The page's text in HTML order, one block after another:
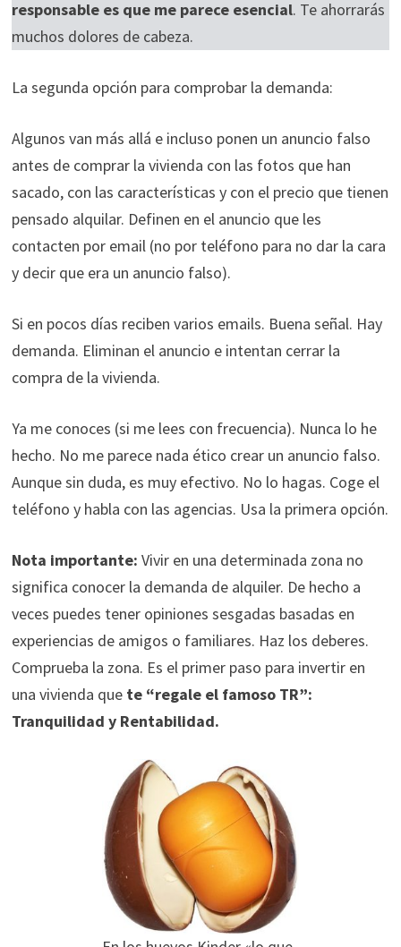
responsable es que me parece esencial. Te ahorrarás
muchos dolores de cabeza.
La segunda opción para comprobar la demanda:
Algunos van más allá e incluso ponen un anuncio falso
antes de comprar la vivienda con las fotos que han
sacado, con las características y con el precio que tienen
pensado alquilar. Definen en el anuncio que les
contacten por email (no por teléfono para no dar la cara
y decir que era un anuncio falso).
Si en pocos días reciben varios emails. Buena señal. Hay
demanda. Eliminan el anuncio e intentan cerrar la
compra de la vivienda.
Ya me conoces (si me lees con frecuencia). Nunca lo he
hecho. No me parece nada ético crear un anuncio falso.
Aunque sin duda, es muy efectivo. No lo hagas. Coge el
teléfono y habla con las agencias. Usa la primera opción.
Nota importante: Vivir en una determinada zona no
significa conocer la demanda de alquiler. De hecho a
veces puedes tener opiniones sesgadas basadas en
experiencias de amigos o familiares. Haz los deberes.
Comprueba la zona. Es el primer paso para invertir en
una vivienda que te “regale el famoso TR”:
Tranquilidad y Rentabilidad.